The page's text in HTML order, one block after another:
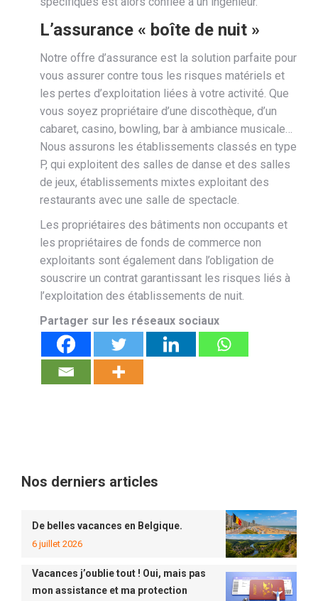
L’assurance « boîte de nuit »
Notre offre d’assurance est la solution parfaite pour
vous assurer contre tous les risques matériels et
les pertes d’exploitation liées à votre activité. Que
vous soyez propriétaire d’une discothèque, d’un
cabaret, casino, bowling, bar à ambiance musicale…
Nous assurons les établissements classés en type
P, qui exploitent des salles de danse et des salles
de jeux, établissements mixtes exploitant des
restaurants avec une salle de spectacle.
Les propriétaires des bâtiments non occupants et
les propriétaires de fonds de commerce non
exploitants sont également dans l’obligation de
souscrire un contrat garantissant les risques liés à
l’exploitation des établissements de nuit.
Partager sur les réseaux sociaux
Nos derniers articles
De belles vacances en Belgique.
6 juillet 2026
Vacances j’oublie tout ! Oui, mais pas
mon assistance et ma protection